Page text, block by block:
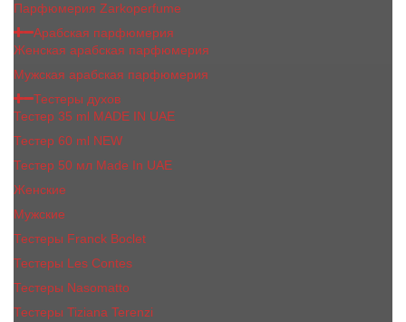
Парфюмерия Zarkoperfume
Арабская парфюмерия
Женская арабская парфюмерия
Мужская арабская парфюмерия
Тестеры духов
Тестер 35 ml MADE IN UAE
Тестер 60 ml NEW
Тестер 50 мл Made In UAE
Женские
Мужские
Тестеры Franck Boclet
Тестеры Les Contes
Тестеры Nasomatto
Тестеры Tiziana Terenzi